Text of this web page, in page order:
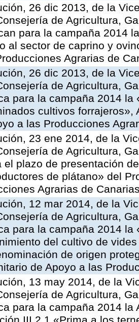
26 dic 2013, de la
de Agricultura,
para la campaña 2014
al sector de caprino y
Agrarias de
26 dic 2013, de la
de Agricultura,
para la campaña 2014 la
cultivos forrajeros»,
a las Producciones
23 ene 2014, de la
de Agricultura,
el plazo de presentación
de plátano» del
Agrarias de
12 mar 2014, de la
de Agricultura,
para la campaña 2014 la
del cultivo de
de origen
de Apoyo a las
13 may 2014, de la
de Agricultura,
para la campaña 2014